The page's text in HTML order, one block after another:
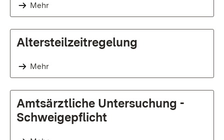
Mehr
Altersteilzeitregelung
Mehr
Amtsärztliche Untersuchung -
Schweigepflicht